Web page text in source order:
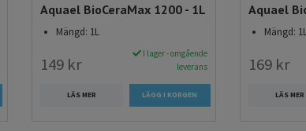
Aquael BioCeraMax 1200 - 1L
Mängd: 1L
149 kr
I lager - omgående
leverans
LÄS MER
Aquael
Mängd: 1L
169 kr
LÄS MER